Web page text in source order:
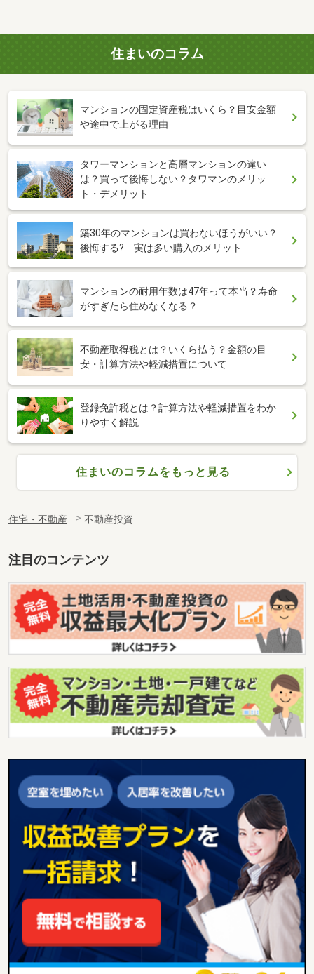
住まいのコラム
マンションの固定資産税はいくら？目安金額
や途中で上がる理由
タワーマンションと高層マンションの違い
は？買って後悔しない？タワマンのメリッ
ト・デメリット
築30年のマンションは買わないほうがいい？
後悔する? 実は多い購入のメリット
マンションの耐用年数は47年って本当？寿命
がすぎたら住めなくなる？
不動産取得税とは？いくら払う？金額の目
安・計算方法や軽減措置について
登録免許税とは？計算方法や軽減措置をわか
りやすく解説
住まいのコラムをもっと見る
住宅・不動産 不動産投資
注目のコンテンツ